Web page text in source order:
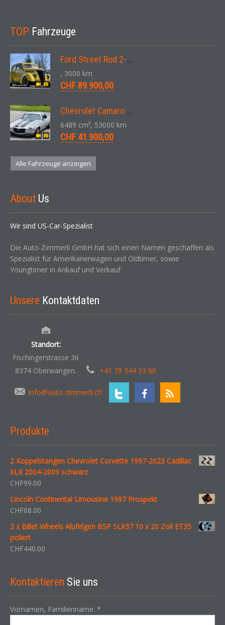
TOP Fahrzeuge
Ford Street Rod 2-Door V8 Aut. 1937
, 3000 km
CHF 89.900,00
Chevrolet Camaro SS 396 LS3 Coupe Aut. 1971
6489 cm³, 53000 km
CHF 41.900,00
Alle Fahrzeuge anzeigen
About Us
Wir sind US-Car-Spezialist
Die Auto-Zimmerli GmbH hat sich einen Namen geschaffen als
Spezialist für Amerikanerwagen und Oldtimer, sowie
Youngtimer in Ankauf und Verkauf
Unsere Kontaktdaten
Standort:
Fischingerstrasse 36
8374 Oberwangen.
+41 79 344 33 66
info@auto-zimmerli.ch
Produkte
2 Koppelstangen Chevrolet Corvette 1997-2023 Cadillac
XLR 2004-2009 schwarz
CHF99.00
Lincoln Continental Limousine 1997 Prospekt
CHF68.00
2 x Billet Wheels Alufelgen BSP SLX37 10 x 20 Zoll ET35
poliert
CHF440.00
Kontaktieren Sie uns
Vornamen, Familienname: *